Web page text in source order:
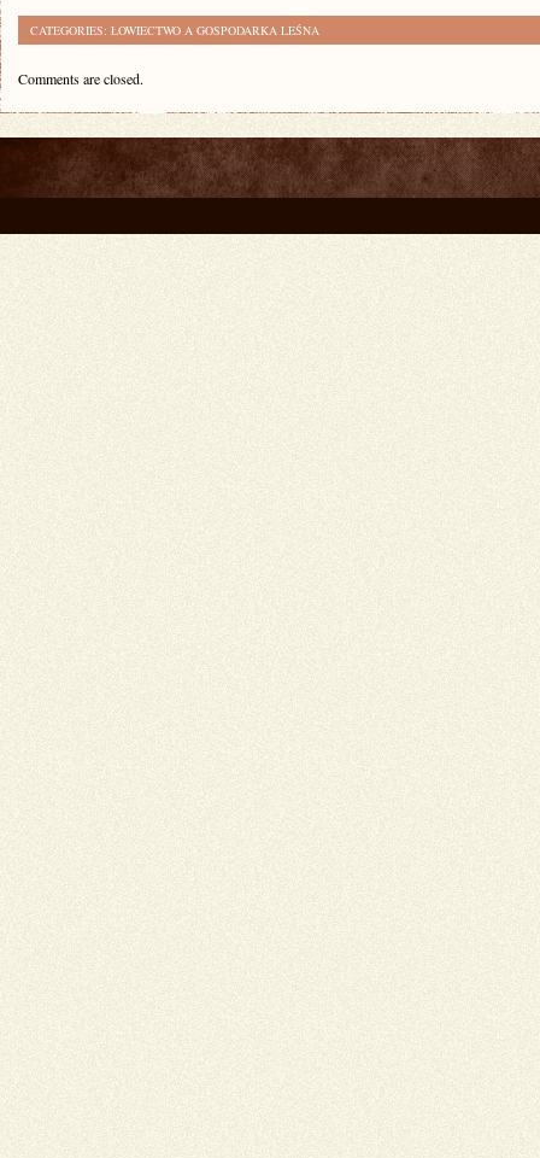
CATEGORIES: ŁOWIECTWO A GOSPODARKA LEŚNA
Comments are closed.